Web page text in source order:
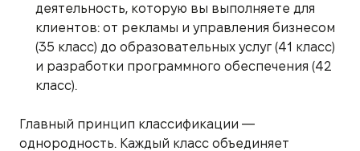
деятельность, которую вы выполняете для
клиентов: от рекламы и управления бизнесом
(35 класс) до образовательных услуг (41 класс)
и разработки программного обеспечения (42
класс).
Главный принцип классификации —
однородность. Каждый класс объединяет